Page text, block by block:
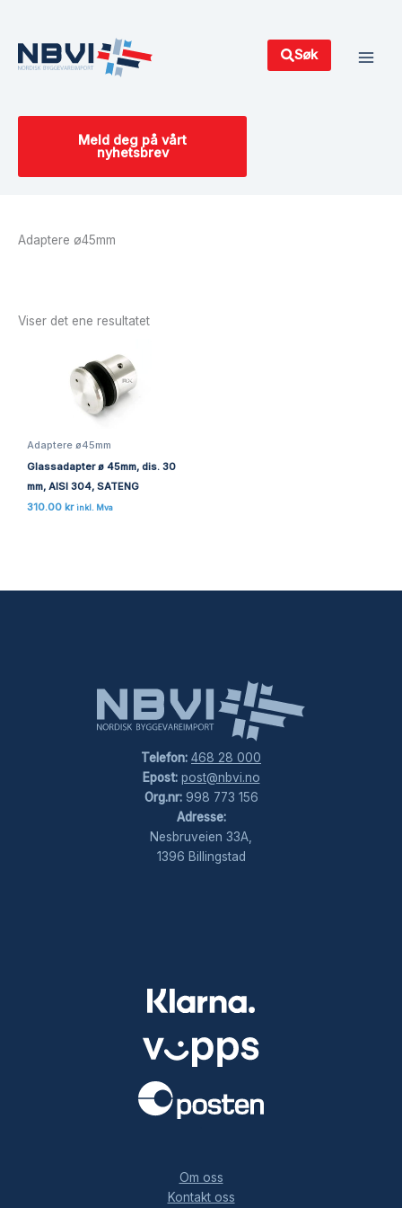
innholdet
Søk
Meld deg på vårt
nyhetsbrev
Adaptere ø45mm
Viser det ene resultatet
Adaptere ø45mm
Glassadapter ø 45mm, dis. 30
mm, AISI 304, SATENG
310.00 kr inkl. Mva
Telefon: 468 28 000
Epost: post@nbvi.no
Org.nr:998 773 156
Adresse:
Nesbruveien 33A,
1396 Billingstad
Om oss
Kontakt oss